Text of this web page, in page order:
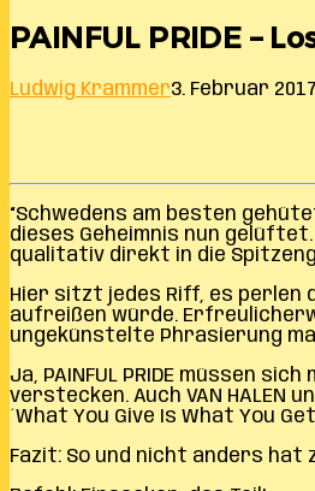
PAINFUL PRIDE –
Ludwig Krammer3. Februar 2017
“Schwedens am besten
dieses Geheimnis nun
qualitativ direkt in die
Hier sitzt jedes Riff, es perlen
aufreißen würde.
ungekünstelte Phrasierung
Ja, PAINFUL PRIDE müssen
verstecken. Auch VAN HALEN
´What You Give Is What You
Fazit: So und nicht anders hat